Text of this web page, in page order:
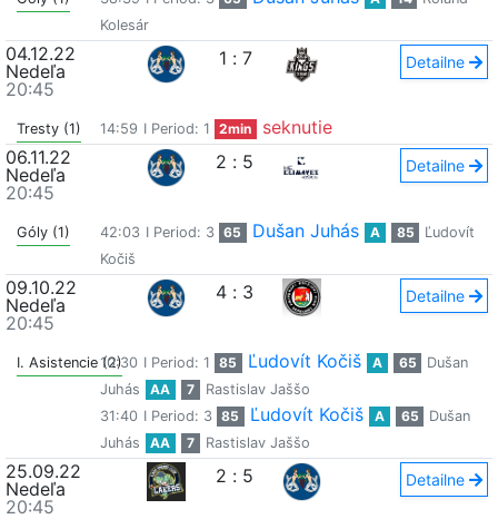
Kolesár
04.12.22
Nedeľa
20:45
1 : 7 Detailne
Tresty (1) 14:59 I Period: 1 2min
seknutie
06.11.22
Nedeľa
20:45
2 : 5 Detailne
Góly (1) 42:03 I Period: 3 65 Dušan Juhás A 85
Ľudovít
Kočiš
09.10.22
Nedeľa
20:45
4 : 3 Detailne
I. Asistencie (2)
10:30 I Period: 1 85 Ľudovít Kočiš A 65
Dušan
Juhás
AA 7
Rastislav Jaššo
31:40 I Period: 3 85 Ľudovít Kočiš A 65
Dušan
Juhás
AA 7 Rastislav Jaššo
25.09.22
Nedeľa
20:45
2 : 5 Detailne